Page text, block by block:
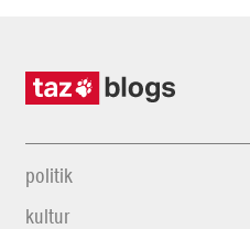
politik
kultur